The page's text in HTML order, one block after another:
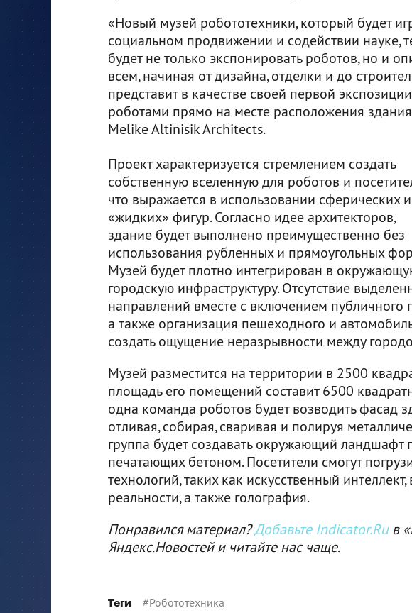
«Новый музей робототехники, который будет
социальном продвижении и содействии науке,
будет не только экспонировать роботов, но и
всем, начиная от дизайна, отделки и до
представит в качестве своей первой
роботами прямо на месте расположения
Melike Altinisik Architects.
Проект характеризуется стремлением создать
собственную вселенную для роботов и
что выражается в использовании сферических и
«жидких» фигур. Согласно идее архитекторов,
здание будет выполнено преимущественно без
использования рубленных и прямоугольных
Музей будет плотно интегрирован в
городскую инфраструктуру. Отсутствие
направлений вместе с включением публичного
а также организация пешеходного и
создать ощущение неразрывности между
Музей разместится на территории в 2500
площадь его помещений составит 6500
одна команда роботов будет возводить фасад
отливая, собирая, сваривая и полируя
группа будет создавать окружающий
печатающих бетоном. Посетители смогут
технологий, таких как искусственный
реальности, а также голография.
Понравился материал?Добавьте Indicator.Ruв
Яндекс.Новостей и читайте нас чаще.
Теги #Робототехника